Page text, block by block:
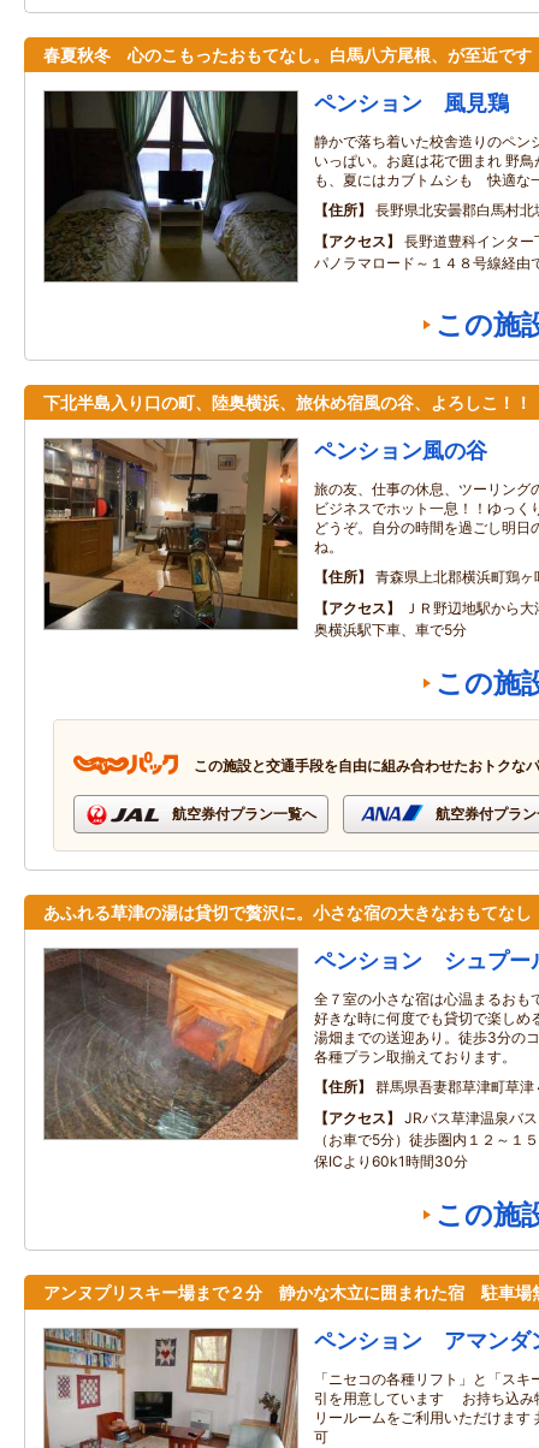
春夏秋冬 心のこもったおもてなし。白馬八方尾根、が至近です
ペンション 風見鶏
静かで落ち着いた校舎造りのペン
いっぱい。お庭は花で囲まれ 野
も、夏にはカブトムシも 快適な
住所
長野県北安曇郡白馬村北
アクセス
長野道豊科インタ
パノラマロード～１４８号線経由
この施
下北半島入り口の町、陸奥横浜、旅休め宿風の谷、よろしこ！！
ペンション風の谷
旅の友、仕事の休息、ツーリング
ビジネスでホット一息！！ゆっく
どうぞ。自分の時間を過ごし明日
ね。
住所
青森県上北郡横浜町鶏ヶ
アクセス
ＪＲ野辺地駅から
奥横浜駅下車、車で5分
この施
この施設と交通手段を自由に組み合わせたおトクな
航空券付プラン一覧へ 航空券付プラ
あふれる草津の湯は貸切で贅沢に。小さな宿の大きなおもてなし
ペンション シュプー
全７室の小さな宿は心温まるおも
好きな時に何度でも貸切で楽しめ
湯畑までの送迎あり。徒歩3分の
各種プラン取揃えております。
住所
群馬県吾妻郡草津町草
アクセス
JRバス草津温泉バ
（お車で5分）徒歩圏内１２～１
保ICより60k1時間30分
この施
アンヌプリスキー場まで２分 静かな木立に囲まれた宿 駐車場
ペンション アマンダ
「ニセコの各種リフト」と「ス
引を用意しています お持ち込み
リールームをご利用いただけます
可